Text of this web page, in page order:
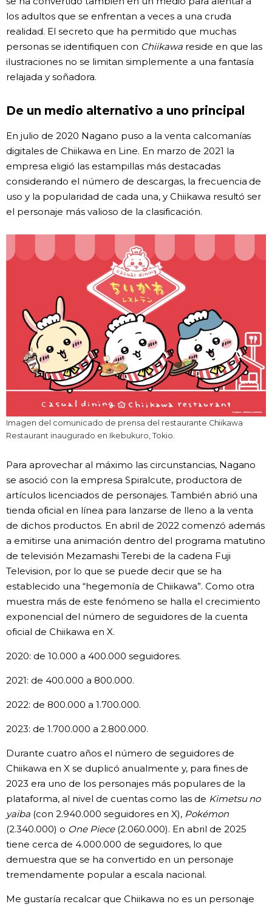
los adultos que se enfrentan a veces a una cruda
realidad. El secreto que ha permitido que muchas
personas se identifiquen con Chiikawareside en que las
ilustraciones no se limitan simplemente a una fantasía
relajada y soñadora.
De un medio alternativo a uno principal
En julio de 2020 Nagano puso a la venta calcomanías
digitales de Chiikawa en Line. En marzo de 2021 la
empresa eligió las estampillas más destacadas
considerando el número de descargas, la frecuencia de
uso y la popularidad de cada una, y Chiikawa resultó ser
el personaje más valioso de la clasificación.
Imagen del comunicado de prensa del restaurante Chiikawa
Restaurant inaugurado en Ikebukuro, Tokio.
Para aprovechar al máximo las circunstancias, Nagano
se asoció con la empresa Spiralcute, productora de
artículos licenciados de personajes. También abrió una
tienda oficial en línea para lanzarse de lleno a la venta
de dichos productos. En abril de 2022 comenzó además
a emitirse una animación dentro del programa matutino
de televisión Mezamashi Terebi de la cadena Fuji
Television, por lo que se puede decir que se ha
establecido una “hegemonía de Chiikawa”. Como otra
muestra más de este fenómeno se halla el crecimiento
exponencial del número de seguidores de la cuenta
oficial de Chiikawa en X.
2020: de 10.000 a 400.000 seguidores.
2021: de 400.000 a 800.000.
2022: de 800.000 a 1.700.000.
2023: de 1.700.000 a 2.800.000.
Durante cuatro años el número de seguidores de
Chiikawa en X se duplicó anualmente y, para fines de
2023 era uno de los personajes más populares de la
plataforma, al nivel de cuentas como las de Kimetsu no
yaiba(con 2.940.000 seguidores en X), Pokémon
(2.340.000) o One Piece(2.060.000). En abril de 2025
tiene cerca de 4.000.000 de seguidores, lo que
demuestra que se ha convertido en un personaje
tremendamente popular a escala nacional.
Me gustaría recalcar que Chiikawa no es un personaje